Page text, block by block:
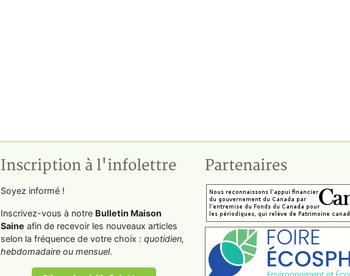
Inscription à l'infolettre
Soyez informé !
Inscrivez-vous à notre Bulletin Maison
Saine afin de recevoir les nouveaux articles
selon la fréquence de votre choix : quotidien,
hebdomadaire ou mensuel.
Partenaires